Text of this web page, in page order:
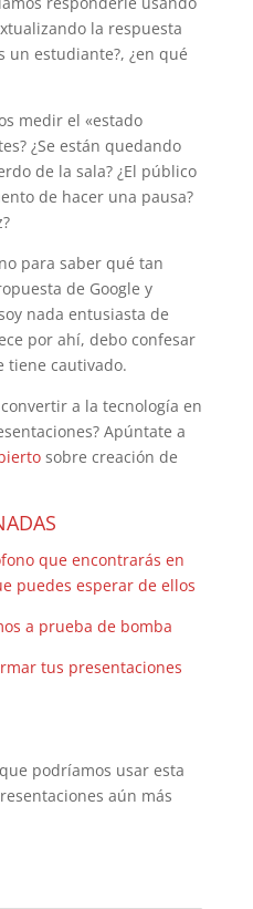
la respuesta
un estudiante?, ¿en qué
medir el «estado
¿Se están quedando
de la sala? ¿El público
de hacer una pausa?
para saber qué tan
de Google y
nada entusiasta de
por ahí, debo confesar
tiene cautivado.
a la tecnología en
Apúntate a
sobre creación de
que encontrarás en
puedes esperar de ellos
a prueba de bomba
tus presentaciones
podríamos usar esta
aún más